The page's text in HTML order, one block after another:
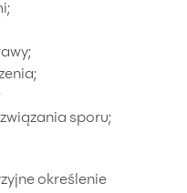
sporu;
określenie